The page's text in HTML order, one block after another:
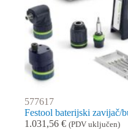
577617
Festool baterijski zavijač/
1.031,56 € (PDV uključen)